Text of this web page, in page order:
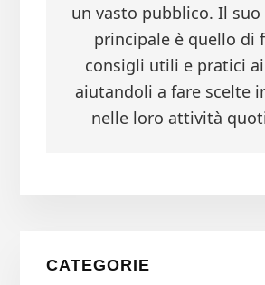
un vasto pubblico. Il
principale è quello di
consigli utili e pratici
aiutandoli a fare scelte
nelle loro attività
Primary
CATEGORIE